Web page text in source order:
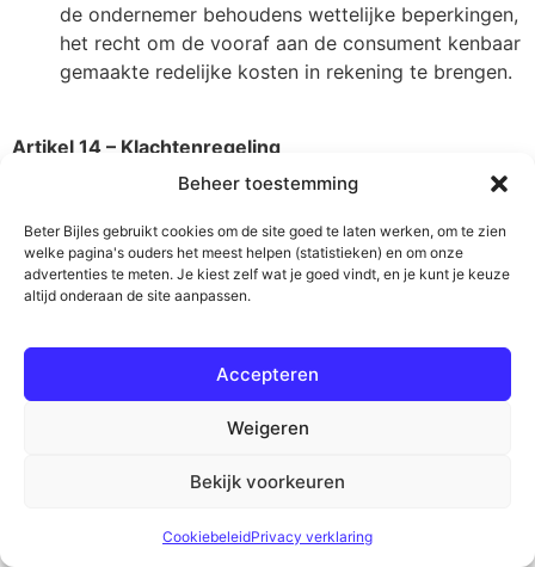
Beheer toestemming
Beter Bijles gebruikt cookies om de site goed te laten werken, om te zien
welke pagina's ouders het meest helpen (statistieken) en om onze
advertenties te meten. Je kiest zelf wat je goed vindt, en je kunt je keuze
altijd onderaan de site aanpassen.
Accepteren
Weigeren
Bekijk voorkeuren
CookiebeleidPrivacy verklaring
de ondernemer behoudens wettelijke beperkingen,
het recht om de vooraf aan de consument kenbaar
gemaakte redelijke kosten in rekening te brengen.
Artikel 14 – Klachtenregeling
De ondernemer beschikt over een voldoende
bekendgemaakte klachtenprocedure en behandelt
de klacht overeenkomstig deze
klachtenprocedure.
Klachten over de uitvoering van de overeenkomst
omschreven worden ingediend bij de ondernemer,
binnen een termijn van 14 dagen gerekend vanaf
klacht een voorzienbaar langere verwerkingstijd